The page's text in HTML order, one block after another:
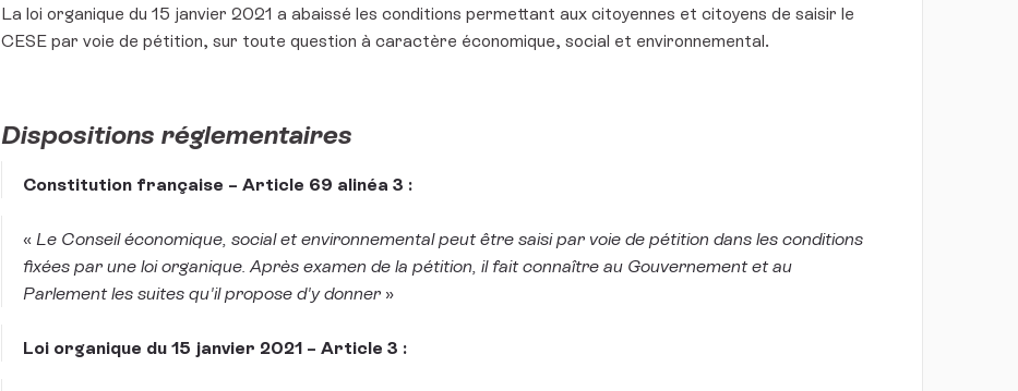
La loi organique du 15 janvier 2021 a abaissé les conditions permettant aux citoyennes et citoyens de saisir le
CESE par voie de pétition, sur toute question à caractère économique, social et environnemental.
Dispositions réglementaires
Constitution française – Article 69 alinéa 3 :
« Le Conseil économique, social et environnemental peut être saisi par voie de pétition dans les conditions
fixées par une loi organique. Après examen de la pétition, il fait connaître au Gouvernement et au
Parlement les suites qu'il propose d'y donner »
Loi organique du 15 janvier 2021 – Article 3 :